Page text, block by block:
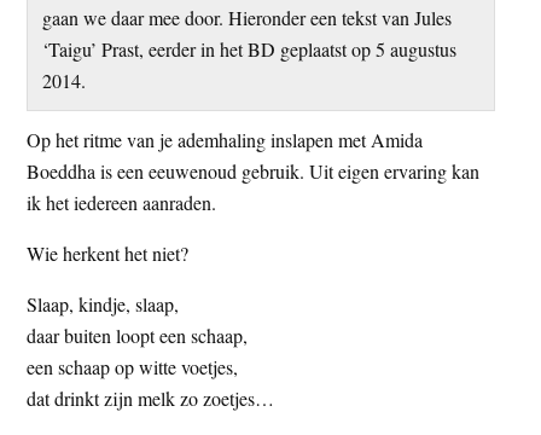
gaan we daar mee door. Hieronder een tekst van Jules
‘Taigu’ Prast, eerder in het BD geplaatst op 5 augustus
2014.
Op het ritme van je ademhaling inslapen met Amida
Boeddha is een eeuwenoud gebruik. Uit eigen ervaring kan
ik het iedereen aanraden.
Wie herkent het niet?
Slaap, kindje, slaap,
daar buiten loopt een schaap,
een schaap op witte voetjes,
dat drinkt zijn melk zo zoetjes…